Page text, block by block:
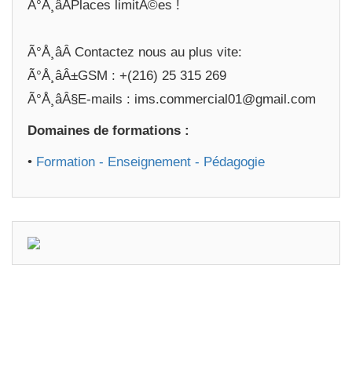
Ã°Å¸âÅPlaces limitÃ©es !
Ã°Å¸âÂ Contactez nous au plus vite:
Ã°Å¸âÂ±GSM : +(216) 25 315 269
Ã°Å¸âÂ§E-mails : ims.commercial01@gmail.com
Domaines de formations :
• Formation - Enseignement - Pédagogie